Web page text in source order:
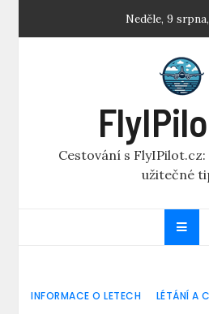
Neděle, 9
Cestování s
užitečné
INFORMACE O LETECH LÉTÁNÍ A